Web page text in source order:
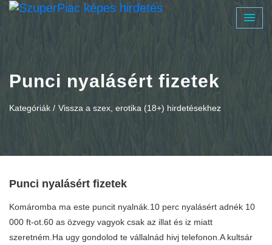
Punci nyalásért fizetek
Kategóriák / Vissza a szex, erotika (18+) hirdetésekhez
Punci nyalásért fizetek
Komáromba ma este puncit nyalnák.10 perc nyalásért adnék 10
000 ft-ot.60 as özvegy vagyok csak az illat és iz miatt
szeretném.Ha ugy gondolod te vállalnád hivj telefonon.A kultsár